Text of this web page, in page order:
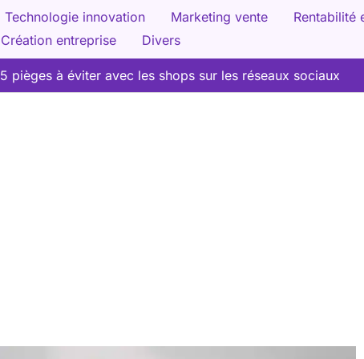
Technologie innovation Marketing vente Rentabilité
Création entreprise Divers
5 pièges à éviter avec les shops sur les réseaux sociaux